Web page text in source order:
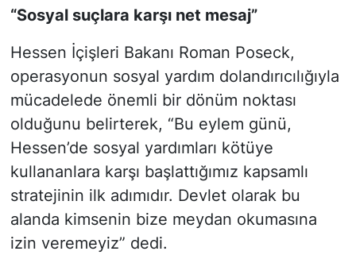
“Sosyal suçlara karşı net mesaj”
Hessen İçişleri Bakanı Roman Poseck,
operasyonun sosyal yardım dolandırıcılığıyla
mücadelede önemli bir dönüm noktası
olduğunu belirterek, “Bu eylem günü,
Hessen’de sosyal yardımları kötüye
kullananlara karşı başlattığımız kapsamlı
stratejinin ilk adımıdır. Devlet olarak bu
alanda kimsenin bize meydan okumasına
izin veremeyiz” dedi.